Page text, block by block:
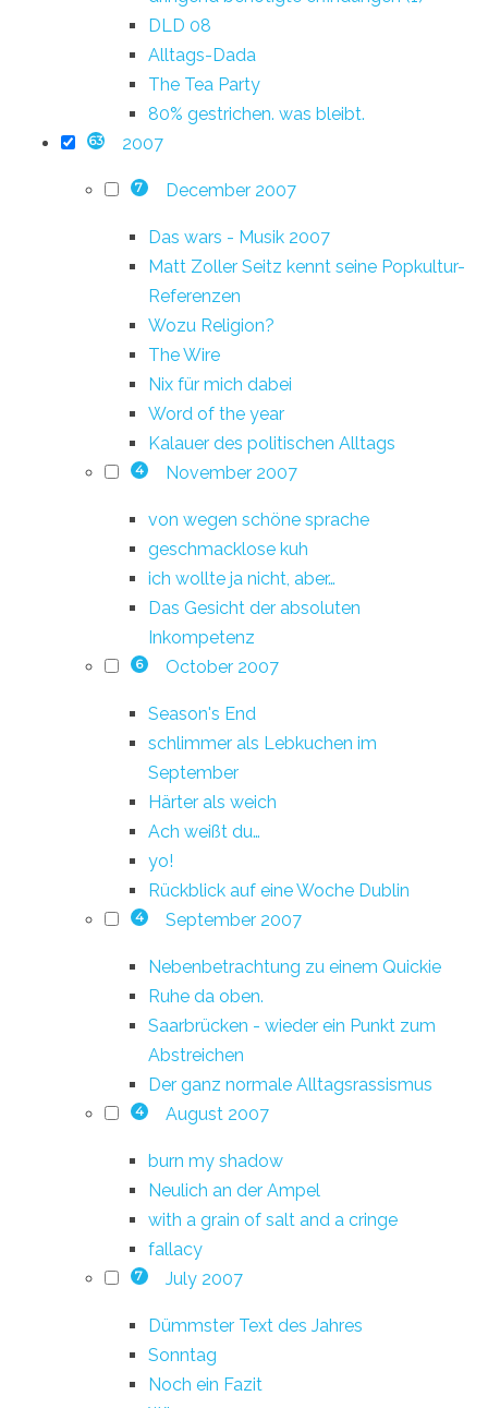
DLD 08
Alltags-Dada
The Tea Party
80% gestrichen. was bleibt.
63 2007
7 December 2007
Das wars - Musik 2007
Matt Zoller Seitz kennt seine Popkultur-
Referenzen
Wozu Religion?
The Wire
Nix für mich dabei
Word of the year
Kalauer des politischen Alltags
4 November 2007
von wegen schöne sprache
geschmacklose kuh
ich wollte ja nicht, aber…
Das Gesicht der absoluten
Inkompetenz
6 October 2007
Season's End
schlimmer als Lebkuchen im
September
Härter als weich
Ach weißt du…
yo!
Rückblick auf eine Woche Dublin
4 September 2007
Nebenbetrachtung zu einem Quickie
Ruhe da oben.
Saarbrücken - wieder ein Punkt zum
Abstreichen
Der ganz normale Alltagsrassismus
4 August 2007
burn my shadow
Neulich an der Ampel
with a grain of salt and a cringe
fallacy
7 July 2007
Dümmster Text des Jahres
Sonntag
Noch ein Fazit